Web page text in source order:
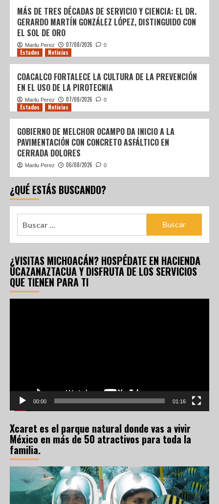
MÁS DE TRES DÉCADAS DE SERVICIO Y CIENCIA: EL DR.
GERARDO MARTÍN GONZÁLEZ LÓPEZ, DISTINGUIDO CON
EL SOL DE ORO
Marilu Perez 07/08/2026 0
Estados Noticias
COACALCO FORTALECE LA CULTURA DE LA PREVENCIÓN
EN EL USO DE LA PIROTECNIA
Marilu Perez 07/08/2026 0
Estados Noticias
GOBIERNO DE MELCHOR OCAMPO DA INICIO A LA
PAVIMENTACIÓN CON CONCRETO ASFÁLTICO EN
CERRADA DOLORES
Marilu Perez 06/08/2026 0
¿QUÉ ESTÁS BUSCANDO?
¿VISITAS MICHOACÁN? HOSPÉDATE EN HACIENDA
UCAZANAZTACUA Y DISFRUTA DE LOS SERVICIOS
QUE TIENEN PARA TI
00:00 01:16
Xcaret es el parque natural donde vas a vivir
México en más de 50 atractivos para toda la
familia.